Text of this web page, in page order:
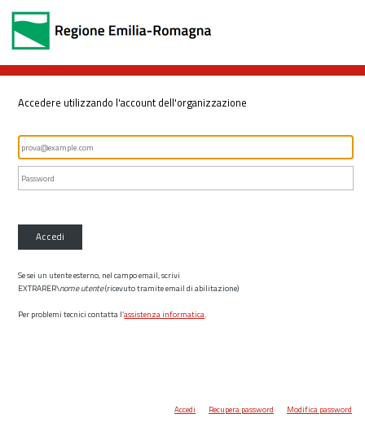
Accedere utilizzando l'account dell'organizzazione
Accedi
Se sei un utente esterno, nel campo email, scrivi
EXTRARER\nome utente(ricevuto tramite email di abilitazione)
Per problemi tecnici contatta l’assistenza informatica.
Accedi Recupera password Modifica password